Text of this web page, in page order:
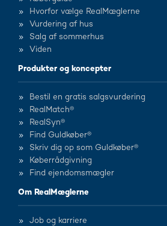
Hvorfor vælge RealMæglerne
Vurdering af hus
Salg af sommerhus
Viden
Produkter og koncepter
Bestil en gratis salgsvurdering
RealMatch®
RealSyn®
Find Guldkøber®
Skriv dig op som Guldkøber®
Køberrådgivning
Find ejendomsmægler
Om RealMæglerne
Job og karriere